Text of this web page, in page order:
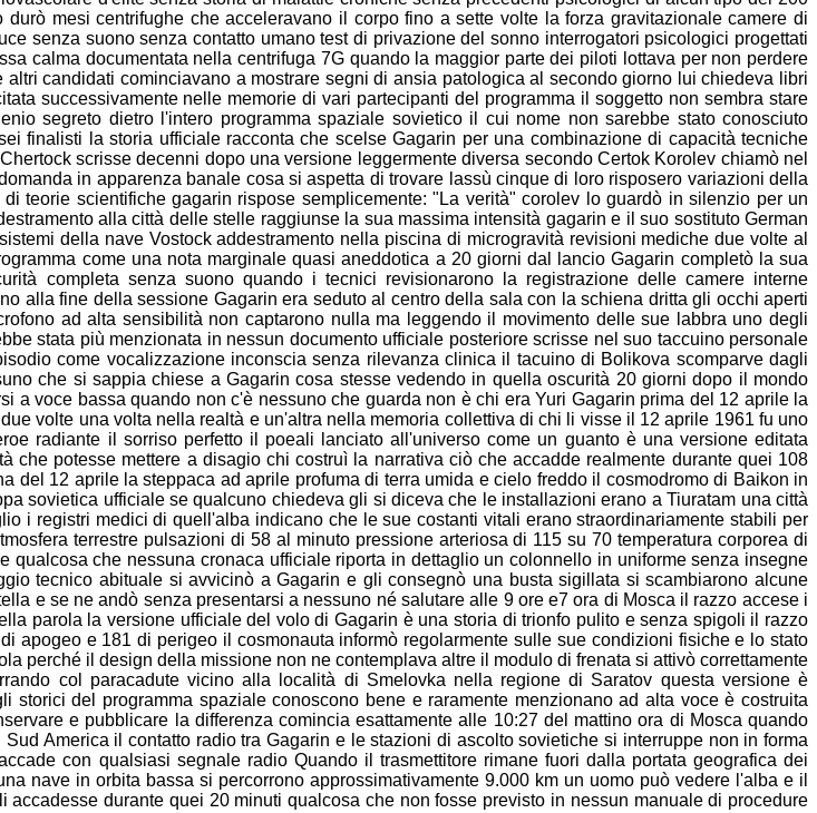
durò mesi centrifughe che acceleravano il corpo fino a sette volte la forza gravitazionale camere di
senza suono senza contatto umano testdi privazione del sonno interrogatori psicologici progettati
calma documentata nella centrifuga 7G quando la maggior parte dei piloti lottava per non perdere
altri candidati cominciavano a mostrare segni di ansia patologica al secondo giorno lui chiedeva libri
successivamente nelle memorie di vari partecipanti del programma il soggetto non sembra stare
segreto dietro l'intero programma spaziale sovietico il cui nome non sarebbe stato conosciuto
finalisti la storia ufficiale racconta che scelseGagarin per una combinazione di capacità tecniche
scrisse decenni dopo una versione leggermente diversa secondo Certok Korolev chiamò nel
in apparenza banale cosa si aspetta ditrovare lassù cinque di loro risposero variazioni della
di teorie scientifiche gagarin rispose semplicemente:"La verità" corolev lo guardò in silenzio per un
alla città delle stelle raggiunse la sua massima intensità gagarin e il suo sostituto German
della nave Vostock addestramento nella piscina di microgravità revisioni mediche due volte al
come una nota marginale quasi aneddotica a 20 giorni dal lancio Gagarin completò la sua
completa senza suono quando i tecnici revisionarono la registrazione delle camere interne
alla fine della sessione Gagarin era seduto al centro della sala con laschiena dritta gli occhi aperti
ad alta sensibilità non captarono nulla ma leggendo il movimento delle sue labbra uno degli
stata più menzionata in nessun documento ufficiale posteriore scrisse nel suo taccuino personale
come vocalizzazione inconscia senza rilevanza clinica il tacuino di Bolikova scomparve dagli
che si sappiachiese a Gagarin cosa stesse vedendo in quella oscurità 20 giorni dopo il mondo
a voce bassa quando non c'è nessuno che guarda non è chi era Yuri Gagarin prima del 12 aprile la
volte una volta nella realtà e un'altra nella memoria collettiva di chi li visse il 12aprile 1961 fu uno
radiante il sorriso perfetto il poeali lanciato all'universo come un guanto è una versioneeditata
che potesse mettere a disagiochi costruì la narrativa ciò che accadde realmente durante quei 108
del 12 aprile la steppaca ad aprile profuma di terra umida e cielo freddo il cosmodromo di Baikon in
sovietica ufficiale se qualcuno chiedeva gli si diceva che le installazioni erano a Tiuratam unacittà
i registri medici di quell'alba indicano che le sue costanti vitali erano straordinariamente stabili per
terrestre pulsazioni di 58 al minuto pressione arteriosa di 115 su 70 temperatura corporea di
qualcosa che nessuna cronaca ufficiale riporta in dettaglio un colonnello in uniforme senza insegne
tecnico abituale si avvicinò a Gagarin e gli consegnò una busta sigillata si scambiarono alcune
e se ne andò senza presentarsi a nessuno nésalutare alle 9 ore e7 ora di Mosca il razzo accese i
parola la versione ufficiale del volo di Gagarin è una storia di trionfo pulito e senza spigoli il razzo
apogeo e 181 di perigeo il cosmonauta informò regolarmente sulle sue condizioni fisiche e lo stato
perché il design della missione non ne contemplava altre il modulo di frenata si attivò correttamente
col paracadute vicino alla località di Smelovka nella regione di Saratov questa versione è
storici del programma spaziale conoscono bene e raramente menzionano ad alta voce è costruita
e pubblicare la differenza cominciaesattamente alle 10:27 del mattino ora di Mosca quando
Sud America il contatto radio tra Gagarin e lestazioni di ascolto sovietiche si interruppe non in forma
con qualsiasi segnale radio Quando il trasmettitore rimane fuori dalla portata geografica dei
nave in orbita bassa si percorrono approssimativamente 9.000 km un uomo può vedere l'alba e il
accadesse durante quei 20 minuti qualcosa che non fosse previsto in nessun manuale di procedure